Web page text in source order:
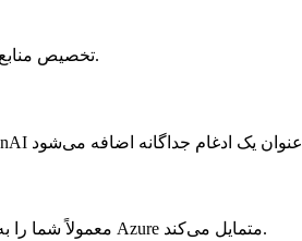
OpenAI مستقیم از یک کلید API واحد استفاده می‌کند. Azure OpenAI به راه‌اندازی Azure AD، تخصیص منابع و انتخاب منطقه نیاز دارد.
OpenAI مستقیم دارای صورتحساب ساده پرداخت بر اساس مصرف و بدون تعهد است. Azure معمولاً شما را به توافق‌نامه‌های گسترده‌تر Azure متمایل می‌کند.